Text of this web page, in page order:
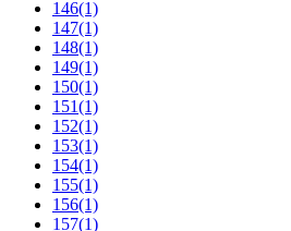
146(1)
147(1)
148(1)
149(1)
150(1)
151(1)
152(1)
153(1)
154(1)
155(1)
156(1)
157(1)